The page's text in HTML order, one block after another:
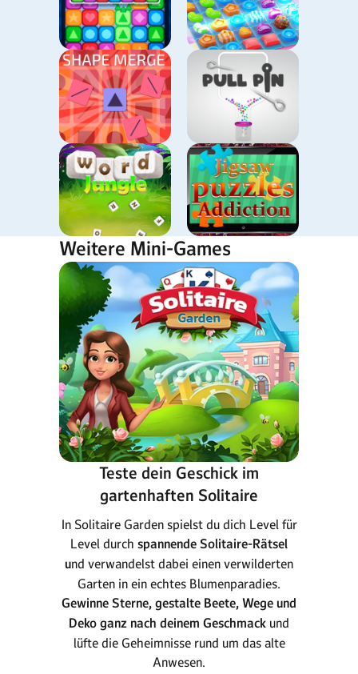
Weitere Mini-Games
Teste dein Geschick im
gartenhaften Solitaire
In Solitaire Garden spielst du dich Level für
Level durch spannende Solitaire-Rätsel
und verwandelst dabei einen verwilderten
Garten in ein echtes Blumenparadies.
Gewinne Sterne, gestalte Beete, Wege und
Deko ganz nach deinem Geschmack und
lüfte die Geheimnisse rund um das alte
Anwesen.